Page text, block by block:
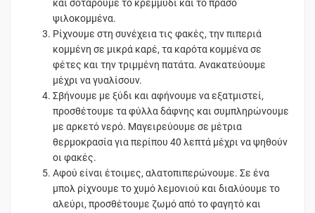
και σοτάρουμε το κρεμμύδι και το πράσο
ψιλοκομμένα.
Ρίχνουμε στη συνέχεια τις φακές, την πιπεριά
κομμένη σε μικρά καρέ, τα καρότα κομμένα σε
φέτες και την τριμμένη πατάτα. Ανακατεύουμε
μέχρι να γυαλίσουν.
Σβήνουμε με ξύδι και αφήνουμε να εξατμιστεί,
προσθέτουμε τα φύλλα δάφνης και συμπληρώνουμε
με αρκετό νερό. Μαγειρεύουμε σε μέτρια
θερμοκρασία για περίπου 40 λεπτά μέχρι να ψηθούν
οι φακές.
Αφού είναι έτοιμες, αλατοπιπερώνουμε. Σε ένα
μπολ ρίχνουμε το χυμό λεμονιού και διαλύουμε το
αλεύρι, προσθέτουμε ζωμό από το φαγητό και